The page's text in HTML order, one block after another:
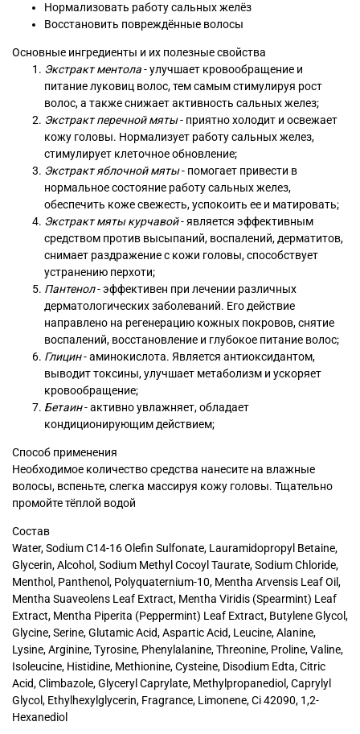
Нормализовать работу сальных желёз
Восстановить повреждённые волосы
Основные ингредиенты и их полезные свойства
Экстракт ментола- улучшает кровообращение и
питание луковиц волос, тем самым стимулируя рост
волос, а также снижает активность сальных желез;
Экстракт перечной мяты- приятно холодит и освежает
кожу головы. Нормализует работу сальных желез,
стимулирует клеточное обновление;
Экстракт яблочной мяты- помогает привести в
нормальное состояние работу сальных желез,
обеспечить коже свежесть, успокоить ее и матировать;
Экстракт мяты курчавой- является эффективным
средством против высыпаний, воспалений, дерматитов,
снимает раздражение с кожи головы, способствует
устранению перхоти;
Пантенол- эффективен при лечении различных
дерматологических заболеваний. Его действие
направлено на регенерацию кожных покровов, снятие
воспалений, восстановление и глубокое питание волос;
Глицин- аминокислота. Является антиоксидантом,
выводит токсины, улучшает метаболизм и ускоряет
кровообращение;
Бетаин- активно увлажняет, обладает
кондиционирующим действием;
Способ применения
Необходимое количество средства нанесите на влажные
волосы, вспеньте, слегка массируя кожу головы. Тщательно
промойте тёплой водой
Состав
Water, Sodium C14-16 Olefin Sulfonate, Lauramidopropyl Betaine,
Glycerin, Alcohol, Sodium Methyl Cocoyl Taurate, Sodium Chloride,
Menthol, Panthenol, Polyquaternium-10, Mentha Arvensis Leaf Oil,
Mentha Suaveolens Leaf Extract, Mentha Viridis (Spearmint) Leaf
Extract, Mentha Piperita (Peppermint) Leaf Extract, Butylene Glycol,
Glycine, Serine, Glutamic Acid, Aspartic Acid, Leucine, Alanine,
Lysine, Arginine, Tyrosine, Phenylalanine, Threonine, Proline, Valine,
Isoleucine, Histidine, Methionine, Cysteine, Disodium Edta, Citric
Acid, Climbazole, Glyceryl Caprylate, Methylpropanediol, Caprylyl
Glycol, Ethylhexylglycerin, Fragrance, Limonene, Ci 42090, 1,2-
Hexanediol